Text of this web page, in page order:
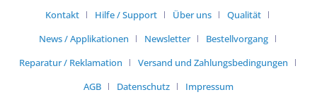
Kontakt Hilfe / Support Über uns
Qualität
News / Applikationen
Newsletter
Bestellvorgang
Reparatur / Reklamation
Versand und Zahlungsbedingungen
AGB
Datenschutz
Impressum